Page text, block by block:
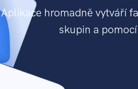
Aplikace hromadně vytváří
skupin a